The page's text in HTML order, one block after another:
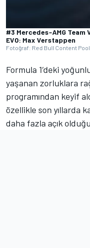
#3 Mercedes-AMG Team
EVO: Max Verstappen
Fotoğraf: Red Bull Content Pool
Formula 1’deki
yaşanan zorluklara
programından keyif
özellikle son yıllarda
daha fazla açık